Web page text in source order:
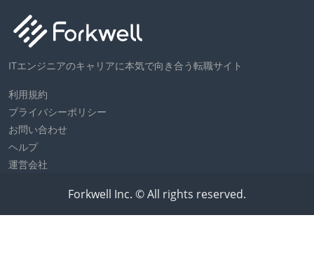
ITエンジニアのキャリアに本気で向き合う転職サイト
利用規約
プライバシーポリシー
お問い合わせ
ヘルプ
運営会社
Forkwell Inc. © All rights reserved.